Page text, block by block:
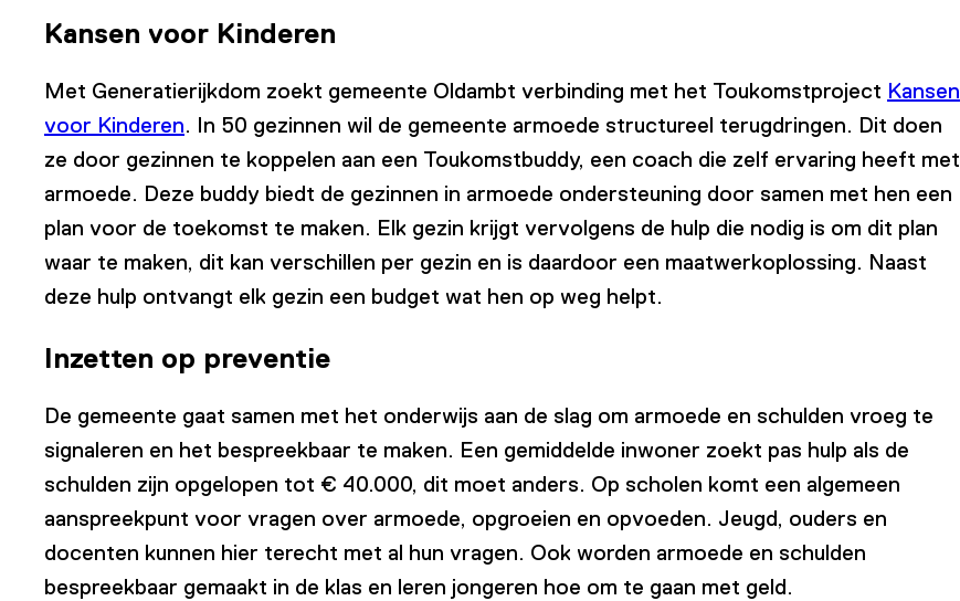
Kansen voor Kinderen
Met Generatierijkdom zoekt gemeente Oldambt verbinding met het Toukomstproject Kansen
voor Kinderen. In 50 gezinnen wil de gemeente armoede structureel terugdringen. Dit doen
ze door gezinnen te koppelen aan een Toukomstbuddy, een coach die zelf ervaring heeft met
armoede. Deze buddy biedt de gezinnen in armoede ondersteuning door samen met hen een
plan voor de toekomst te maken. Elk gezin krijgt vervolgens de hulp die nodig is om dit plan
waar te maken, dit kan verschillen per gezin en is daardoor een maatwerkoplossing. Naast
deze hulp ontvangt elk gezin een budget wat hen op weg helpt.
Inzetten op preventie
De gemeente gaat samen met het onderwijs aan de slag om armoede en schulden vroeg te
signaleren en het bespreekbaar te maken. Een gemiddelde inwoner zoekt pas hulp als de
schulden zijn opgelopen tot € 40.000, dit moet anders. Op scholen komt een algemeen
aanspreekpunt voor vragen over armoede, opgroeien en opvoeden. Jeugd, ouders en
docenten kunnen hier terecht met al hun vragen. Ook worden armoede en schulden
bespreekbaar gemaakt in de klas en leren jongeren hoe om te gaan met geld.